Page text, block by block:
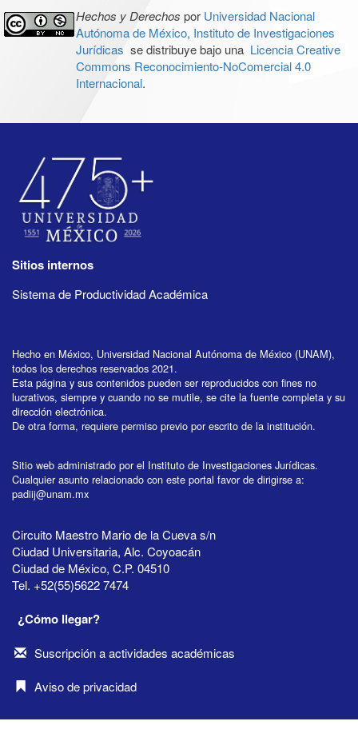
Hechos y Derechos por Universidad Nacional
Autónoma de México, Instituto de Investigaciones
Jurídicas se distribuye bajo una Licencia Creative
Commons Reconocimiento-NoComercial 4.0
Internacional.
Sitios internos
Sistema de Productividad Académica
Hecho en México, Universidad Nacional Autónoma de México (UNAM),
todos los derechos reservados 2021.
Esta página y sus contenidos pueden ser reproducidos con fines no
lucrativos, siempre y cuando no se mutile, se cite la fuente completa y su
dirección electrónica.
De otra forma, requiere permiso previo por escrito de la institución.
Sitio web administrado por el Instituto de Investigaciones Jurídicas.
Cualquier asunto relacionado con este portal favor de dirigirse a:
padiij@unam.mx
Circuito Maestro Mario de la Cueva s/n
Ciudad Universitaria, Alc. Coyoacán
Ciudad de México, C.P. 04510
Tel. +52(55)5622 7474
¿Cómo llegar?
Suscripción a actividades académicas
Aviso de privacidad